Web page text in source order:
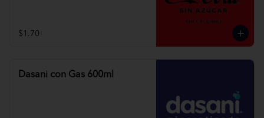
$1.70
Dasani con Gas 600ml